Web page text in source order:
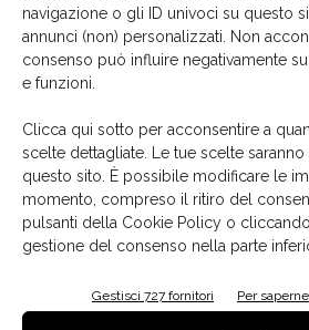
navigazione o gli ID univoci su questo
annunci (non) personalizzati. Non
consenso può influire negativamente
e funzioni.
Clicca qui sotto per acconsentire a
scelte dettagliate. Le tue scelte
questo sito. È possibile modificare le
momento, compreso il ritiro del
pulsanti della Cookie Policy o
gestione del consenso nella parte
Gestisci 727 fornitori Per
Il libro del mese